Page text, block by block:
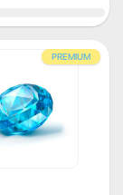
PREMIUM